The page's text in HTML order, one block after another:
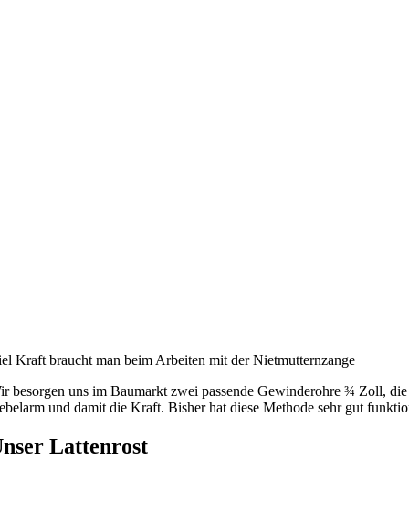
Kraft braucht man beim Arbeiten mit der Nietmutternzange
besorgen uns im Baumarkt zwei passende Gewinderohre ¾ Zoll,
und damit die Kraft. Bisher hat diese Methode sehr gut
Lattenrost